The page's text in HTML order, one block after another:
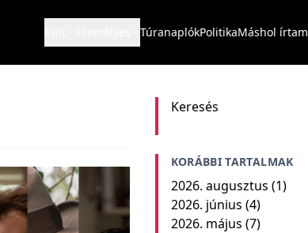
TúranaplókPolitikaMáshol írtam
Keresés
KORÁBBI TARTALMAK
2026. augusztus (1)
2026. június (4)
2026. május (7)